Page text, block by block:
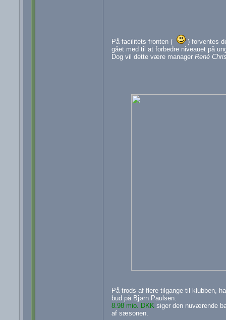
På facilitets fronten (
) forventes
gået med til at forbedre niveauet på
Dog vil dette være manager René
På trods af flere tilgange til klubben,
bud på Bjørn Paulsen.
8.98 mio. DKK siger den nuværende
af sæsonen.